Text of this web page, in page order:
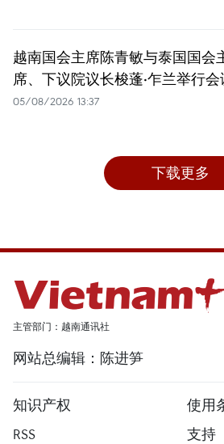
越南国会主席陈青敏与泰国国会
席、下议院议长梭蓬·乍兰举行会
05/08/2026 13:37
下载更多
主管部门：越南通讯社
网站总编辑：陈进笋
知识产权
使用
RSS
支持